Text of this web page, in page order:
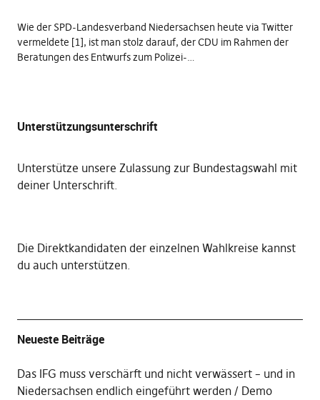
Wie der SPD-Landesverband Niedersachsen heute via Twitter
vermeldete [1], ist man stolz darauf, der CDU im Rahmen der
Beratungen des Entwurfs zum Polizei-…
Unterstützungsunterschrift
Unterstütze unsere Zulassung zur Bundestagswahl mit
deiner Unterschrift.
Die Direktkandidaten der einzelnen Wahlkreise kannst
du auch unterstützen.
Neueste Beiträge
Das IFG muss verschärft und nicht verwässert – und in
Niedersachsen endlich eingeführt werden
Demo